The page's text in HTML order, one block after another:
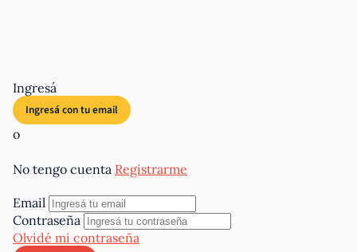
Ingresá
o
No tengo cuenta Registrarme
Email
Contraseña
Olvidé mi contraseña